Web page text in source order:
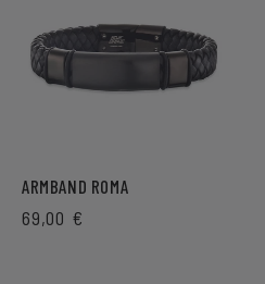
ARMBAND ROMA
NORMALER
69,00 €